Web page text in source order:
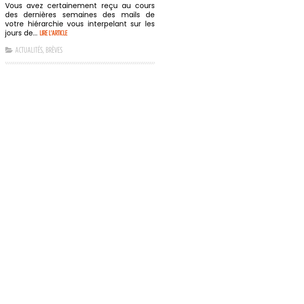
Vous avez certainement reçu au cours
des dernières semaines des mails de
votre hiérarchie vous interpelant sur les
jours de... LIRE L'ARTICLE
ACTUALITÉS BRÈVES